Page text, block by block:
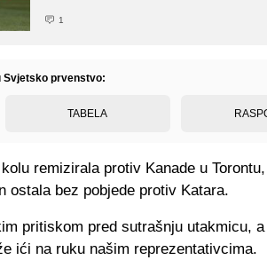
1
Svjetsko prvenstvo:
TABELA
remizirala protiv Kanade u
ostala bez pobjede protiv Katara.
pritiskom pred sutrašnju utakmicu,
ići na ruku našim reprezentativcima.